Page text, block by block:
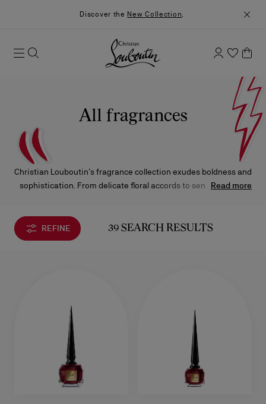
Discover the New Collection.
All fragrances
Christian Louboutin’s fragrance collection exudes boldness and
sophistication. From delicate floral accords to sensual woody
Read more
REFINE 39 SEARCH RESULTS